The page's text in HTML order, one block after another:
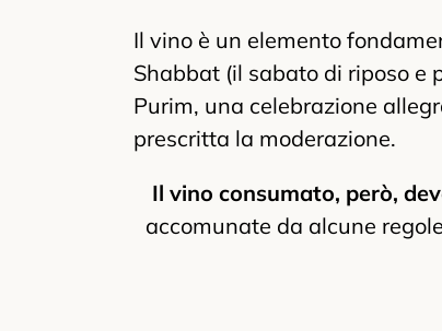
Il vino è un elemento
Shabbat (il sabato di riposo e
Purim, una celebrazione
prescritta la moderazione.
Il vino consumato, però,
accomunate da alcune